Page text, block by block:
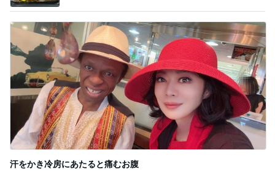
汗をかき冷房にあたると痛むお腹